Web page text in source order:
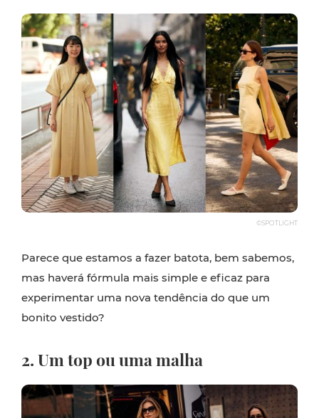
©SPOTLIGHT
Parece que estamos a fazer batota, bem sabemos,
mas haverá fórmula mais simple e eficaz para
experimentar uma nova tendência do que um
bonito vestido?
2. Um top ou uma malha